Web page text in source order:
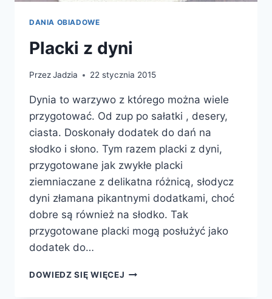
DANIA OBIADOWE
Placki z dyni
PrzezJadzia 22 stycznia 2015
Dynia to warzywo z którego można wiele
przygotować. Od zup po sałatki , desery,
ciasta. Doskonały dodatek do dań na
słodko i słono. Tym razem placki z dyni,
przygotowane jak zwykłe placki
ziemniaczane z delikatna różnicą, słodycz
dyni złamana pikantnymi dodatkami, choć
dobre są również na słodko. Tak
przygotowane placki mogą posłużyć jako
dodatek do…
DOWIEDZ SIĘ WIĘCEJ PLACKI